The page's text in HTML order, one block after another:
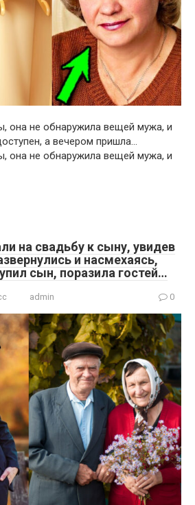
она не обнаружила вещей мужа, и
а вечером пришла…
она не обнаружила вещей мужа, и
на свадьбу к сыну, увидев
и насмехаясь,
сын, поразила гостей…
admin 0